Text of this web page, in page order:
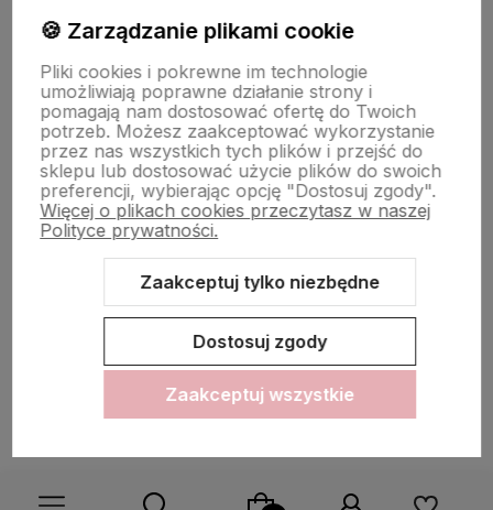
Polecane
Sklep internetowy Shoper.pl Szablon Shoper Modern 3.0™
🍪 Zarządzanie plikami cookie
Pliki cookies i pokrewne im technologie
umożliwiają poprawne działanie strony i
pomagają nam dostosować ofertę do Twoich
potrzeb. Możesz zaakceptować wykorzystanie
przez nas wszystkich tych plików i przejść do
sklepu lub dostosować użycie plików do swoich
preferencji, wybierając opcję "Dostosuj zgody".
Więcej o plikach cookies przeczytasz w naszej
Polityce prywatności.
Zaakceptuj tylko niezbędne
Dostosuj zgody
Zaakceptuj wszystkie